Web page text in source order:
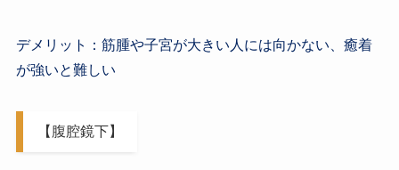
デメリット：筋腫や子宮が大きい人には向かない、癒着
が強いと難しい
【腹腔鏡下】